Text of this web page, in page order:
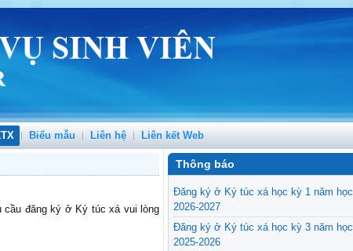
Biểu mẫu Liên hệ Liên kết Web
cầu đăng ký ở Ký túc xá vui lòng
Thông báo
Đăng ký ở Ký túc xá học kỳ 1 năm học
2026-2027
Đăng ký ở Ký túc xá học kỳ 3 năm học
2025-2026